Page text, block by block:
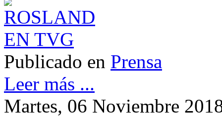
Publicado en Prensa
Leer más ...
Martes, 06 Noviembre